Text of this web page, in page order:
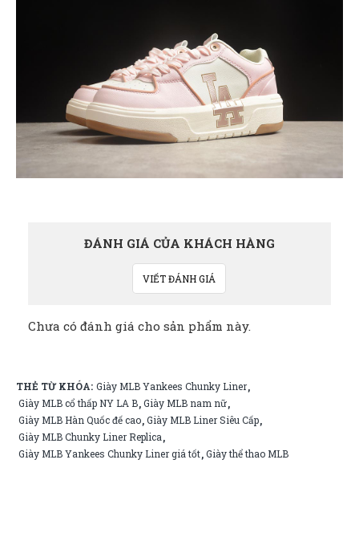
ĐÁNH GIÁ CỦA KHÁCH HÀNG
VIẾT ĐÁNH GIÁ
Chưa có đánh giá cho sản phẩm này.
THẺ TỪ KHÓA: Giày MLB Yankees Chunky Liner,
Giày MLB cổ thấp NY LA B,Giày MLB nam nữ,
Giày MLB Hàn Quốc đế cao,Giày MLB Liner Siêu Cấp,
Giày MLB Chunky Liner Replica,
Giày MLB Yankees Chunky Liner giá tốt,Giày thể thao MLB